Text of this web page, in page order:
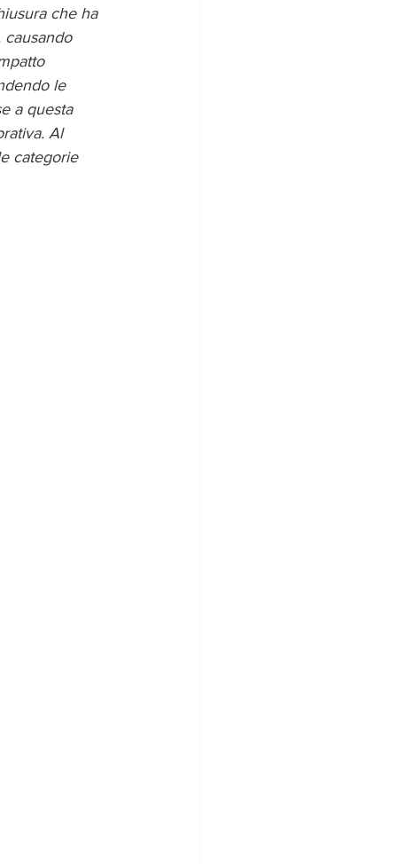
che ha
causando
le
a questa
Al
categorie